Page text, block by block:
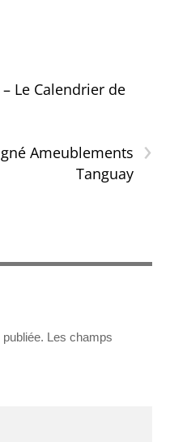
Le Calendrier de
›
Ameublements
Tanguay
Les champs